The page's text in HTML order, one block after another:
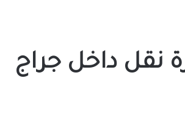
نقل داخل جراج